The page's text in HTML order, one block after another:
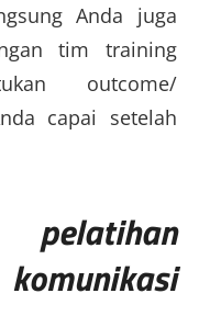
Anda juga
tim training
outcome/
capai setelah
pelatihan